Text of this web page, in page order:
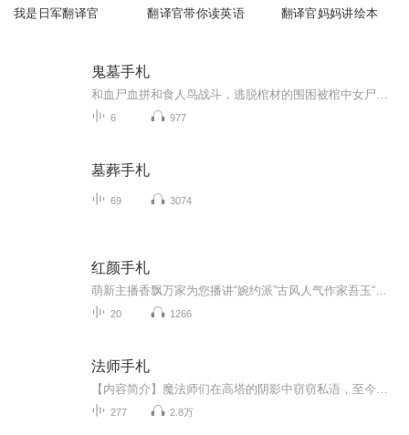
我是日军翻译官 翻译官带你读英语 翻译官妈妈讲绘本
鬼墓手札
6 977
墓葬手札
69 3074
红颜手札
20 1266
法师手札
277 2.8万